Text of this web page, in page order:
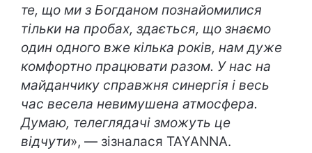
те, що ми з Богданом познайомилися
тільки на пробах, здається, що знаємо
один одного вже кілька років, нам дуже
комфортно працювати разом. У нас на
майданчику справжня синергія і весь
час весела невимушена атмосфера.
Думаю, телеглядачі зможуть це
відчути», — зізналася TAYANNA.